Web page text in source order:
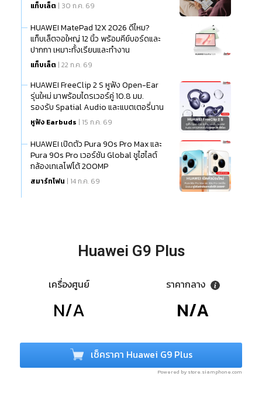
แท็บเล็ต | 30 ก.ค. 69
HUAWEI MatePad 12X 2026 ดีไหม?
แท็บเล็ตจอใหญ่ 12 นิ้ว พร้อมคีย์บอร์ดและ
ปากกา เหมาะทั้งเรียนและทำงาน
แท็บเล็ต | 22 ก.ค. 69
HUAWEI FreeClip 2 S หูฟัง Open-Ear
รุ่นใหม่ มาพร้อมไดรเวอร์คู่ 10.8 มม.
รองรับ Spatial Audio และแบตเตอรี่นาน
สูงสุด 38 ชั่วโมง
หูฟัง Earbuds | 15 ก.ค. 69
HUAWEI เปิดตัว Pura 90s Pro Max และ
Pura 90s Pro เวอร์ชัน Global ชูไฮไลต์
กล้องเทเลโฟโต้ 200MP
สมาร์ทโฟน | 14 ก.ค. 69
Huawei G9 Plus
เครื่องศูนย์
N/A
ราคากลาง
N/A
เช็คราคา Huawei G9 Plus
Powered by store.siamphone.com